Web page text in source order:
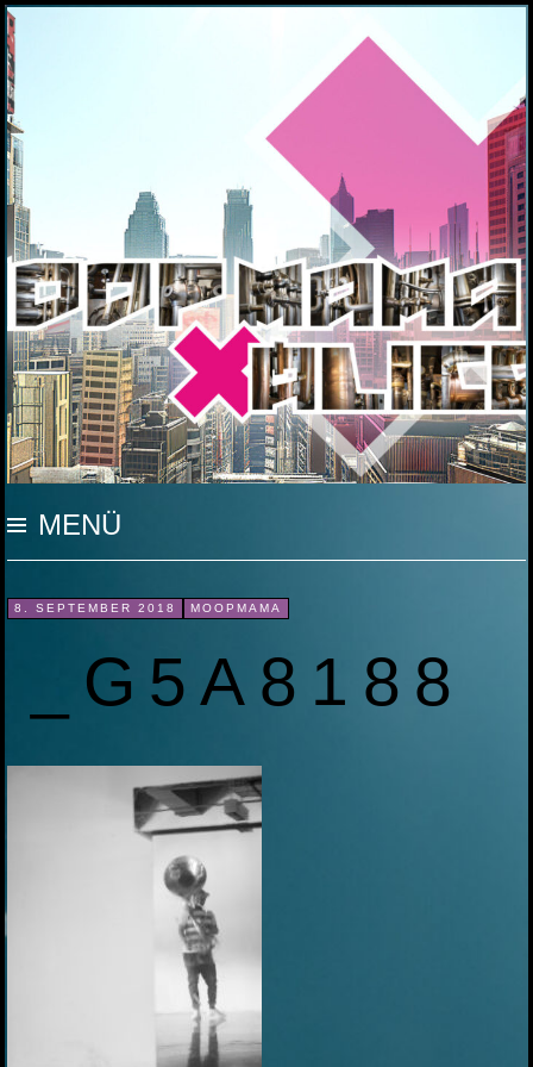
MOOP MAMA
MENÜ
INHALT
SPRINGEN
8. SEPTEMBER 2018 MOOPMAMA
_G5A8188